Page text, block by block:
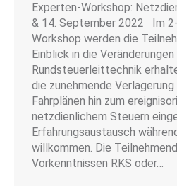
Experten-Workshop:
& 14. September 2022 Im
Workshop werden die
Einblick in die
Rundsteuerleittechnik
die zunehmende
Fahrplänen hin zum
netzdienlichem Steuern
Erfahrungsaustausch
willkommen. Die
Vorkenntnissen RKS oder…